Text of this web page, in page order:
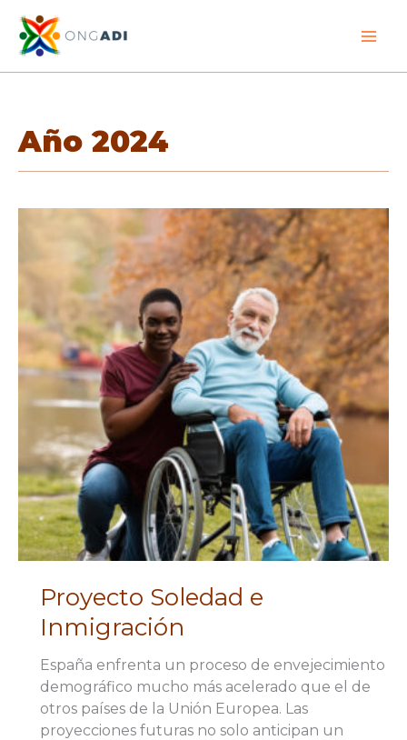
contenido
Año 2024
Proyecto Soledad e
Inmigración
España enfrenta un proceso de envejecimiento
demográfico mucho más acelerado que el de
otros países de la Unión Europea. Las
proyecciones futuras no solo anticipan un